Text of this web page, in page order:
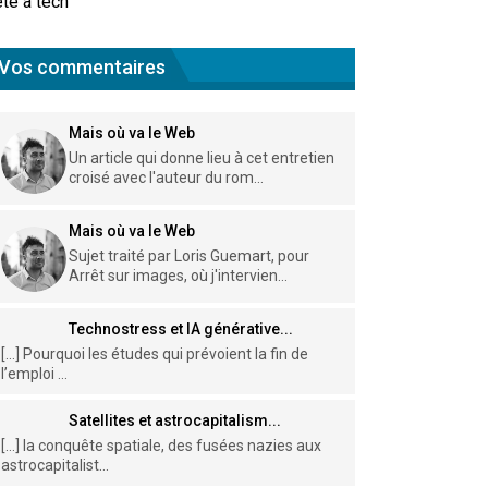
commentaires
Mais où va le Web
Un article qui donne lieu à cet entretien
croisé avec l'auteur du rom...
Mais où va le Web
Sujet traité par Loris Guemart, pour
Arrêt sur images, où j'intervien...
Technostress et IA générative...
[…] Pourquoi les études qui prévoient la fin de
l’emploi ...
Satellites et astrocapitalism...
[…] la conquête spatiale, des fusées nazies aux
astrocapitalist...